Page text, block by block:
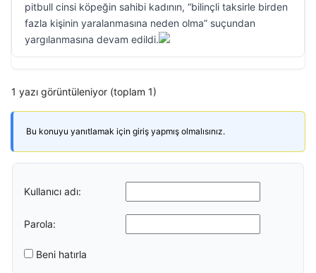
pitbull cinsi köpeğin sahibi kadının, “bilinçli taksirle birden
fazla kişinin yaralanmasına neden olma” suçundan
yargılanmasına devam edildi.
1 yazı görüntüleniyor (toplam 1)
Bu konuyu yanıtlamak için giriş yapmış olmalısınız.
Kullanıcı adı:
Parola:
Beni hatırla